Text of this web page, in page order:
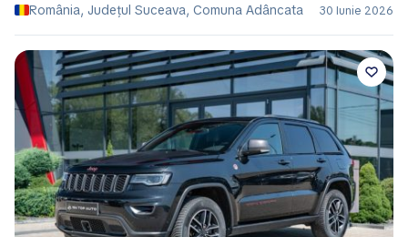
România, Județul Suceava, Comuna Adâncata
30 Iunie 2026